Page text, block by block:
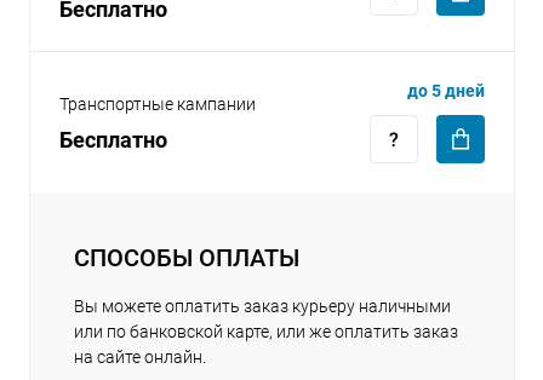
Бесплатно
Транспортные кампании
Бесплатно
до 5 дней
СПОСОБЫ ОПЛАТЫ
Вы можете оплатить заказ курьеру наличными
или по банковской карте, или же оплатить заказ
на сайте онлайн.